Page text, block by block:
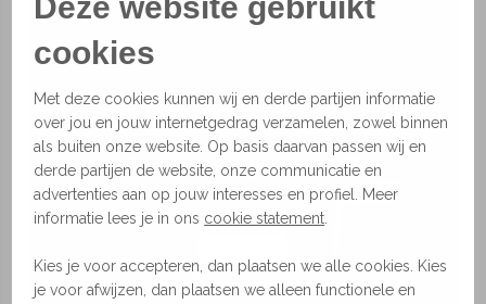
Lampen
cookies
Met deze cookies kunnen wij en derde partijen informatie
over jou en jouw internetgedrag verzamelen, zowel binnen
als buiten onze website. Op basis daarvan passen wij en
derde partijen de website, onze communicatie en
advertenties aan op jouw interesses en profiel. Meer
informatie lees je in ons cookie statement
Kies je voor accepteren, dan plaatsen we alle cookies. Kies
je voor afwijzen, dan plaatsen we alleen functionele en